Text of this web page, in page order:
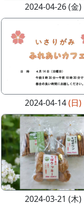
2024-04-26 (金)
2024-04-14(日)
2024-03-21 (木)